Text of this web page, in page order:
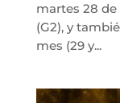
martes 28
(G2), y
mes (29 y...